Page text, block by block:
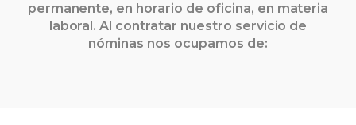
permanente, en horario de oficina, en materia
laboral. Al contratar nuestro servicio de
nóminas nos ocupamos de: